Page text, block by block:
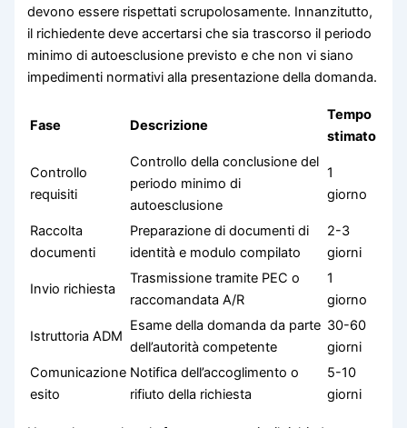
devono essere rispettati scrupolosamente. Innanzitutto,
il richiedente deve accertarsi che sia trascorso il periodo
minimo di autoesclusione previsto e che non vi siano
impedimenti normativi alla presentazione della domanda.
Fase Descrizione
Tempo
stimato
Controllo
requisiti
Controllo della conclusione del
periodo minimo di
autoesclusione
1
giorno
Raccolta
documenti
Preparazione di documenti di
identità e modulo compilato
2-3
giorni
Invio richiesta
Trasmissione tramite PEC o
raccomandata A/R
1
giorno
Istruttoria ADM
Esame della domanda da parte
dell’autorità competente
30-60
giorni
Comunicazione
esito
Notifica dell’accoglimento o
rifiuto della richiesta
5-10
giorni